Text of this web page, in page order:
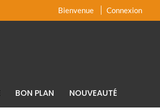
Bienvenue Connexion
BON PLAN NOUVEAUTÉ
xx